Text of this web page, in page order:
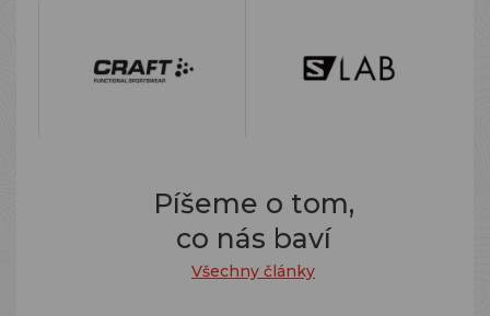
Píšeme o tom,
co nás baví
Všechny články